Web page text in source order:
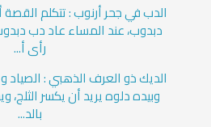
الدب في جحر أرنوب : تتكلم القصة
دبدوب، عند المساء عاد دب
رأى أ...
الديك ذو العرف الذهبي :
وبيده دلوه يريد أن يكسر الثلج،
بالد...